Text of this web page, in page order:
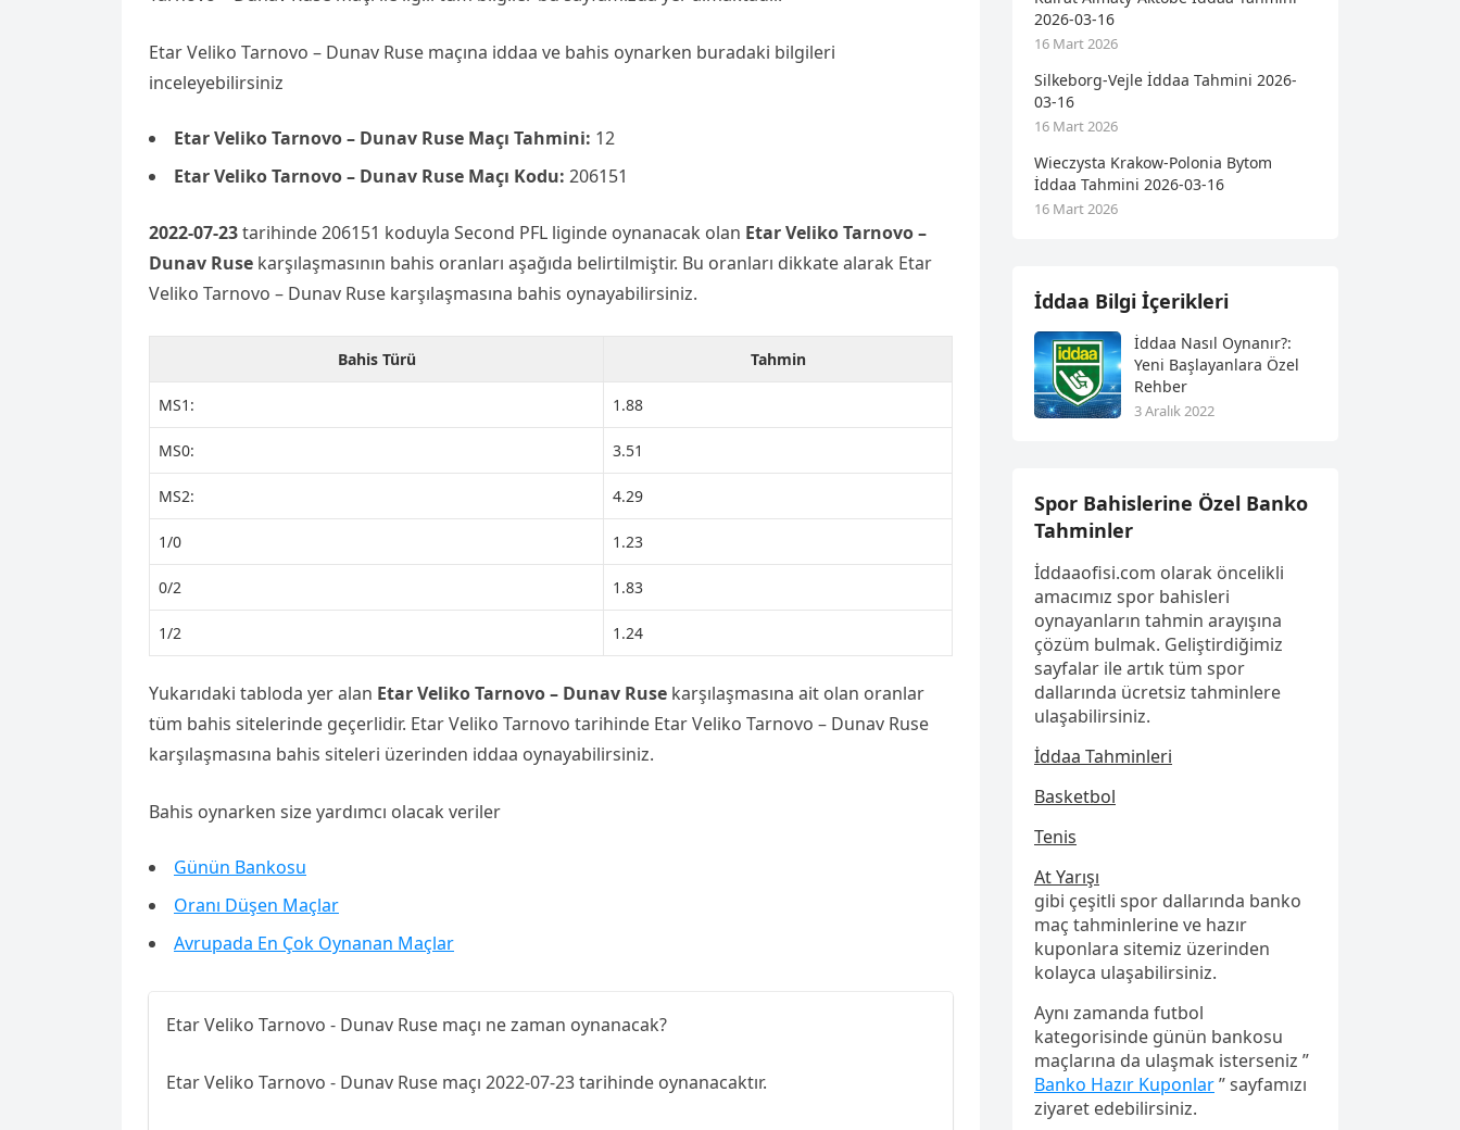
Etar Veliko Tarnovo – Dunav Ruse maçına iddaa ve bahis oynarken buradaki bilgileri
inceleyebilirsiniz
Etar Veliko Tarnovo – Dunav Ruse Maçı Tahmini: 12
Etar Veliko Tarnovo – Dunav Ruse Maçı Kodu: 206151
2022-07-23tarihinde 206151 koduyla Second PFL liginde oynanacak olan Etar Veliko Tarnovo –
Dunav Ruse karşılaşmasının bahis oranları aşağıda belirtilmiştir. Bu oranları dikkate alarak Etar
Veliko Tarnovo – Dunav Ruse karşılaşmasına bahis oynayabilirsiniz.
Bahis Türü Tahmin
MS1: 1.88
MS0: 3.51
MS2: 4.29
1/0 1.23
0/2 1.83
1/2 1.24
Yukarıdaki tabloda yer alan Etar Veliko Tarnovo – Dunav Ruse karşılaşmasına ait olan oranlar
tüm bahis sitelerinde geçerlidir. Etar Veliko Tarnovo tarihinde Etar Veliko Tarnovo – Dunav Ruse
karşılaşmasına bahis siteleri üzerinden iddaa oynayabilirsiniz.
Bahis oynarken size yardımcı olacak veriler
Günün Bankosu
Oranı Düşen Maçlar
Avrupada En Çok Oynanan Maçlar
Etar Veliko Tarnovo - Dunav Ruse maçı ne zaman oynanacak?
Etar Veliko Tarnovo - Dunav Ruse maçı 2022-07-23 tarihinde oynanacaktır.
2026-03-16
16 Mart 2026
Silkeborg-Vejle İddaa Tahmini 2026-
03-16
16 Mart 2026
Wieczysta Krakow-Polonia Bytom
İddaa Tahmini 2026-03-16
16 Mart 2026
İddaa Bilgi İçerikleri
İddaa Nasıl Oynanır?:
Yeni Başlayanlara Özel
Rehber
3 Aralık 2022
Spor Bahislerine Özel Banko
Tahminler
İddaaofisi.com olarak öncelikli
amacımız spor bahisleri
oynayanların tahmin arayışına
çözüm bulmak. Geliştirdiğimiz
sayfalar ile artık tüm spor
dallarında ücretsiz tahminlere
ulaşabilirsiniz.
İddaa Tahminleri
Basketbol
Tenis
At Yarışı
gibi çeşitli spor dallarında banko
maç tahminlerine ve hazır
kuponlara sitemiz üzerinden
kolayca ulaşabilirsiniz.
Aynı zamanda futbol
kategorisinde günün bankosu
maçlarına da ulaşmak isterseniz ”
Banko Hazır Kuponlar” sayfamızı
ziyaret edebilirsiniz.